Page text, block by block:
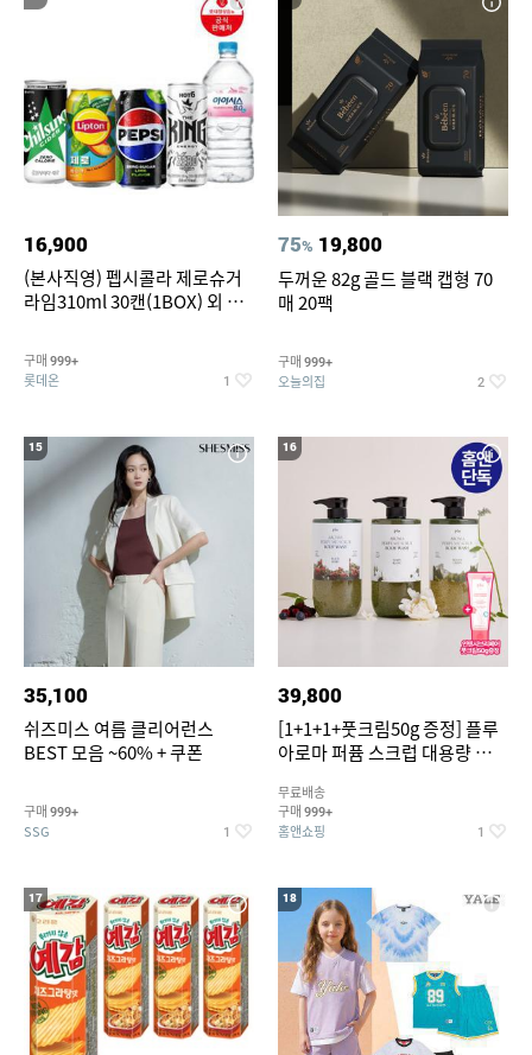
16,900
(본사직영) 펩시콜라 제로슈거
라임310ml 30캔(1BOX) 외 롯
구매 999+
롯데온 1
75% 19,800
두꺼운 82g 골드 블랙 캡형 70
매 20팩
구매 999+
오늘의집 2
15
35,100
쉬즈미스 여름 클리어런스
BEST 모음 ~60% + 쿠폰
구매 999+
SSG 1
16
39,800
[1+1+1+풋크림50g 증정] 플루
아로마 퍼퓸 스크럽 대용량 바디
무료배송
구매 999+
홈앤쇼핑 1
17 18